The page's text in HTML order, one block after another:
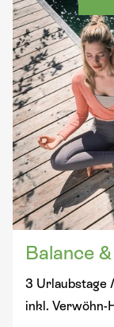
Balance
3 Urlaubstage
inkl. Verwöhn-